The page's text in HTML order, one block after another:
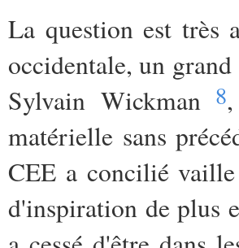
La question est très
occidentale, un
Sylvain Wickman 8
matérielle sans
CEE a concilié
d'inspiration de plus